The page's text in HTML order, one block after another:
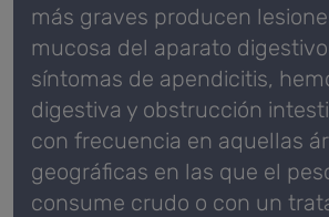
más graves producen
mucosa del aparato
síntomas de apendicitis,
digestiva y obstrucción
con frecuencia en aquellas
geográficas en las que el
consume crudo o con un